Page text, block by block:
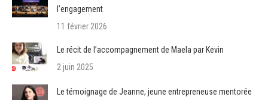
l’engagement
11 février 2026
Le récit de l’accompagnement de Maela par Kevin
2 juin 2025
Le témoignage de Jeanne, jeune entrepreneuse mentorée